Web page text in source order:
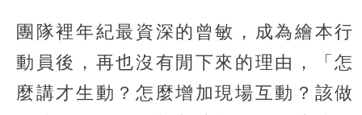
團隊裡年紀最資深的曾敏，成為繪本行
動員後，再也沒有閒下來的理由，「怎
麼講才生動？怎麼增加現場互動？該做